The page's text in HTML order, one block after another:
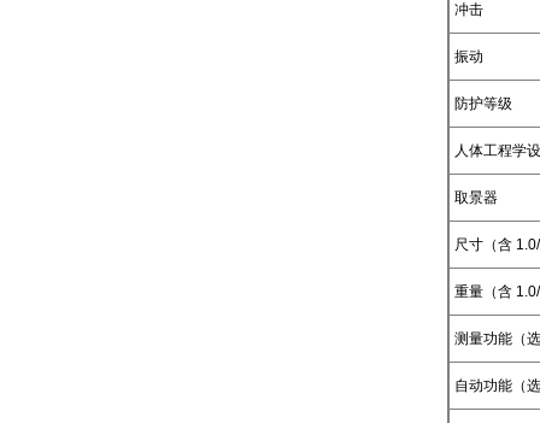
冲击
振动
防护等级
人体工程学
取景器
尺寸（含
重量（含
测量功能（
自动功能（